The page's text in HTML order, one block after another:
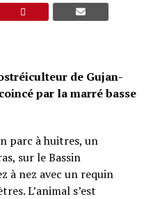
de Gujan-
par la marré basse
parc à huitres, un
sur le Bassin
à nez avec un requin
L’animal s’est